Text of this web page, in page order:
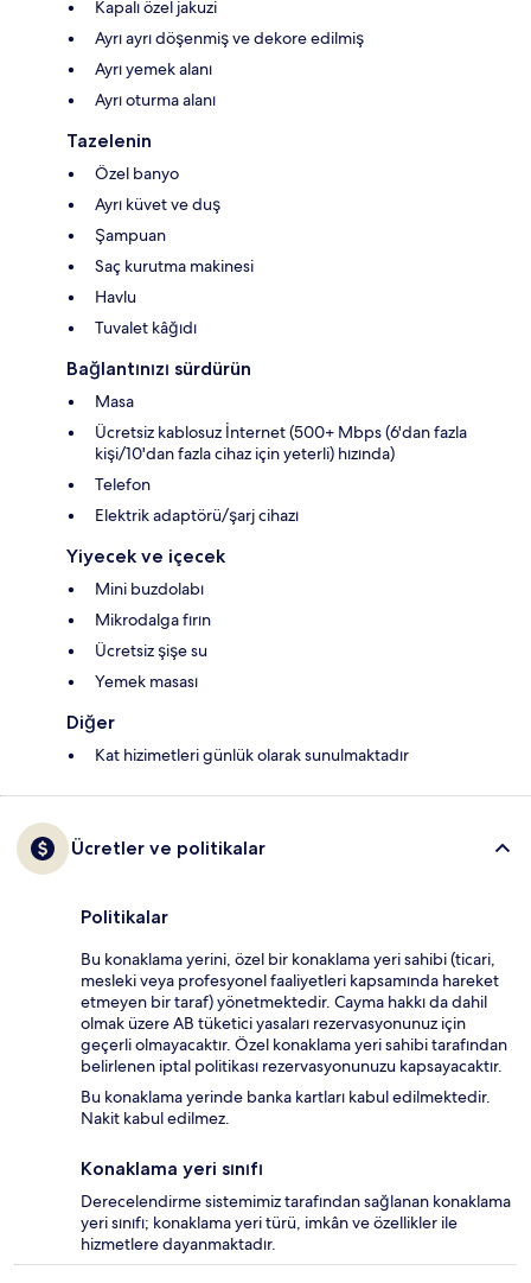
Kapalı özel jakuzi
Ayrı ayrı döşenmiş ve dekore edilmiş
Ayrı yemek alanı
Ayrı oturma alanı
Tazelenin
Özel banyo
Ayrı küvet ve duş
Şampuan
Saç kurutma makinesi
Havlu
Tuvalet kâğıdı
Bağlantınızı sürdürün
Masa
Ücretsiz kablosuz İnternet (500+ Mbps (6'dan fazla
kişi/10'dan fazla cihaz için yeterli) hızında)
Telefon
Elektrik adaptörü/şarj cihazı
Yiyecek ve içecek
Mini buzdolabı
Mikrodalga fırın
Ücretsiz şişe su
Yemek masası
Diğer
Kat hizimetleri günlük olarak sunulmaktadır
Ücretler ve politikalar
Politikalar
Bu konaklama yerini, özel bir konaklama yeri sahibi (ticari,
mesleki veya profesyonel faaliyetleri kapsamında hareket
etmeyen bir taraf) yönetmektedir. Cayma hakkı da dahil
olmak üzere AB tüketici yasaları rezervasyonunuz için
geçerli olmayacaktır. Özel konaklama yeri sahibi tarafından
belirlenen iptal politikası rezervasyonunuzu kapsayacaktır.
Bu konaklama yerinde banka kartları kabul edilmektedir.
Nakit kabul edilmez.
Konaklama yeri sınıfı
Derecelendirme sistemimiz tarafından sağlanan konaklama
yeri sınıfı; konaklama yeri türü, imkân ve özellikler ile
hizmetlere dayanmaktadır.